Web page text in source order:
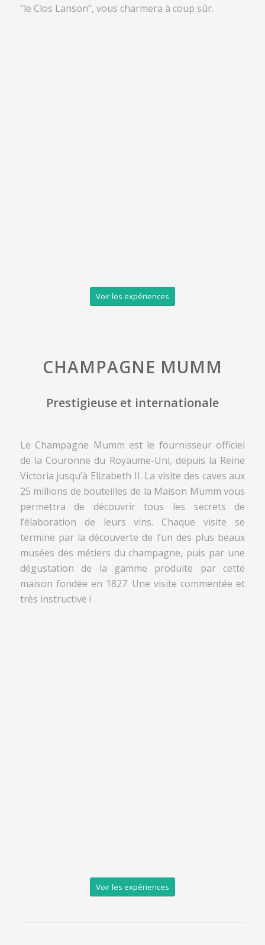
“le Clos Lanson”, vous charmera à coup sûr.
Voir les expériences
CHAMPAGNE MUMM
Prestigieuse et internationale
Le Champagne Mumm est le fournisseur officiel
de la Couronne du Royaume-Uni, depuis la Reine
Victoria jusqu’à Elizabeth II. La visite des caves aux
25 millions de bouteilles de la Maison Mumm vous
permettra de découvrir tous les secrets de
l’élaboration de leurs vins. Chaque visite se
termine par la découverte de l’un des plus beaux
musées des métiers du champagne, puis par une
dégustation de la gamme produite par cette
maison fondée en 1827. Une visite commentée et
très instructive !
Voir les expériences